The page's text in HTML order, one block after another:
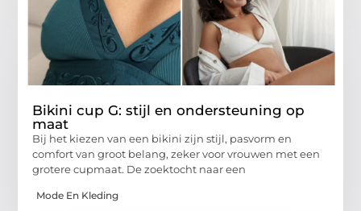
Bikini cup G: stijl en ondersteuning op
maat
Bij het kiezen van een bikini zijn stijl, pasvorm en
comfort van groot belang, zeker voor vrouwen met een
grotere cupmaat. De zoektocht naar een
Mode En Kleding